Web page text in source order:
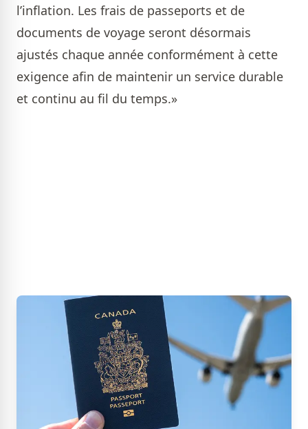
l’inflation. Les frais de passeports et de
documents de voyage seront désormais
ajustés chaque année conformément à cette
exigence afin de maintenir un service durable
et continu au fil du temps.»